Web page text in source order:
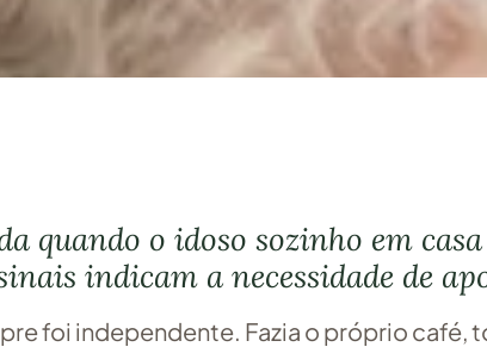
quando o idoso sozinho em
indicam a necessidade de
foi independente. Fazia o próprio café,